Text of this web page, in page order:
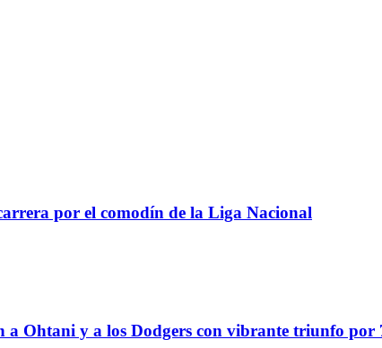
por el comodín de la Liga Nacional
a Ohtani y a los Dodgers con vibrante triunfo por